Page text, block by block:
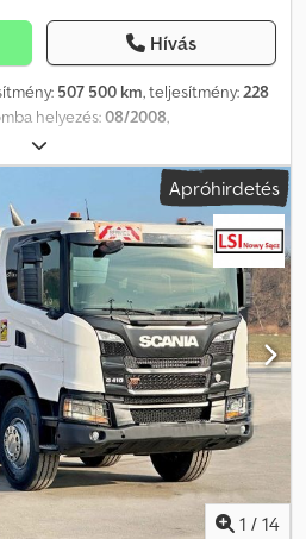
Hívás
507 500 km, teljesítmény:228
helyezés:08/2008,
12/2025, szín:piros, hajtástípus:
, raktér hossza:7 337 mm,
, raktérmagasság: 2 255 mm,
emelőhátfal, légkondicionálás,
3000 hűtőberendezéssel szerelve
tempomat, légrugózás,
digitális klíma, elektromos
WhatsApp/Viber-en is. E-mail:
Apróhirdetés
1 / 14